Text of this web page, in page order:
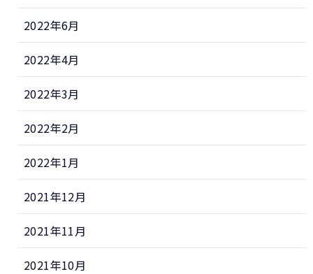
2022年6月
2022年4月
2022年3月
2022年2月
2022年1月
2021年12月
2021年11月
2021年10月